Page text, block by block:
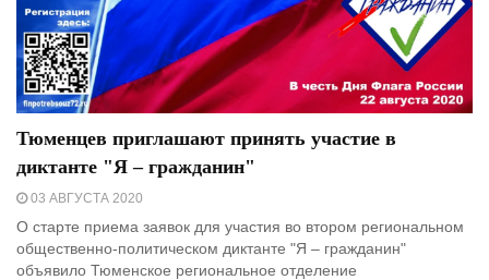
Тюменцев приглашают принять участие в
диктанте "Я – гражданин"
03 АВГУСТА 2020
О старте приема заявок для участия во втором региональном
общественно-политическом диктанте "Я – гражданин"
объявило Тюменское региональное отделение